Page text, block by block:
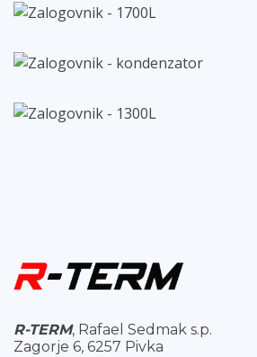
R-TERM, Rafael Sedmak s.p.
Zagorje 6, 6257 Pivka